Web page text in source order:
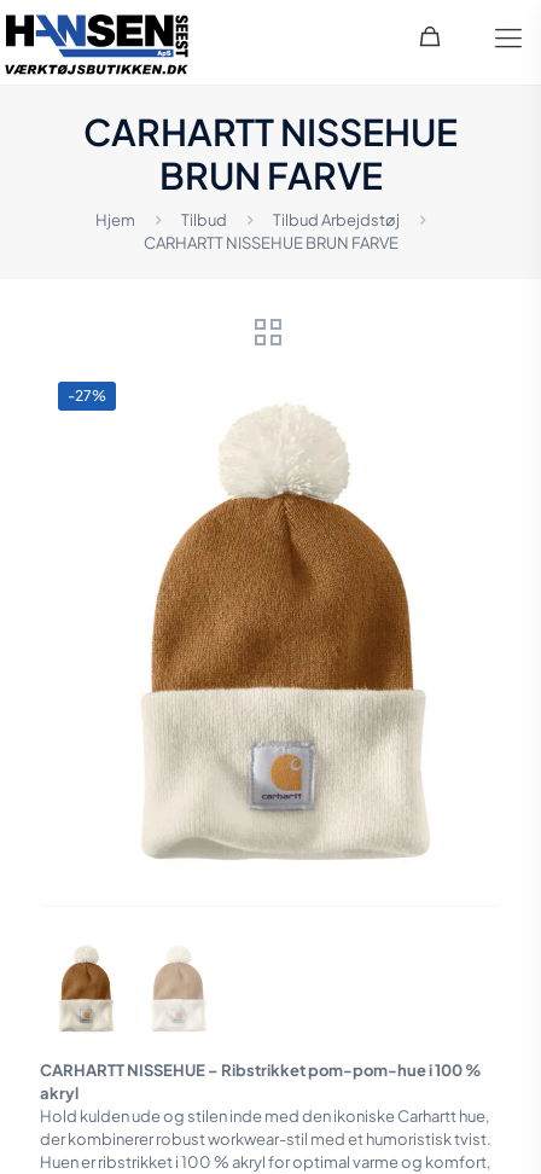
CARHARTT NISSEHUE
BRUN FARVE
Hjem Tilbud
Tilbud Arbejdstøj
CARHARTT NISSEHUE BRUN FARVE
-27%
CARHARTT NISSEHUE – Ribstrikket pom-pom-hue i 100 %
akryl
Hold kulden ude og stilen inde med den ikoniske Carhartt hue,
der kombinerer robust workwear-stil med et humoristisk tvist.
Huen er ribstrikket i 100 % akryl for optimal varme og komfort,